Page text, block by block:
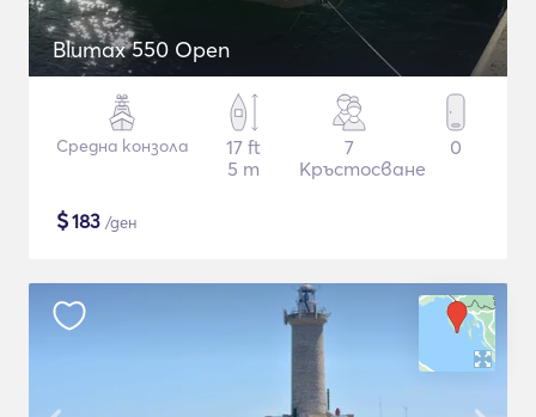
Blumax 550 Open
Средна конзола
17 ft
5 m
7
Кръстосване
0
$183 /ден